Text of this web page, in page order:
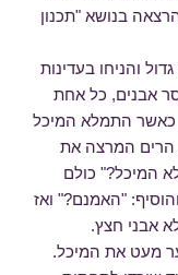
בנושא "תכנון
והניחו בעדינות
אבנים, כל אחת
כאשר התמלא המיכל
הרים המרצה את
המיכל?" כולם
"האמנם?" ואז
אבני חצץ.
מעט את המיכל.